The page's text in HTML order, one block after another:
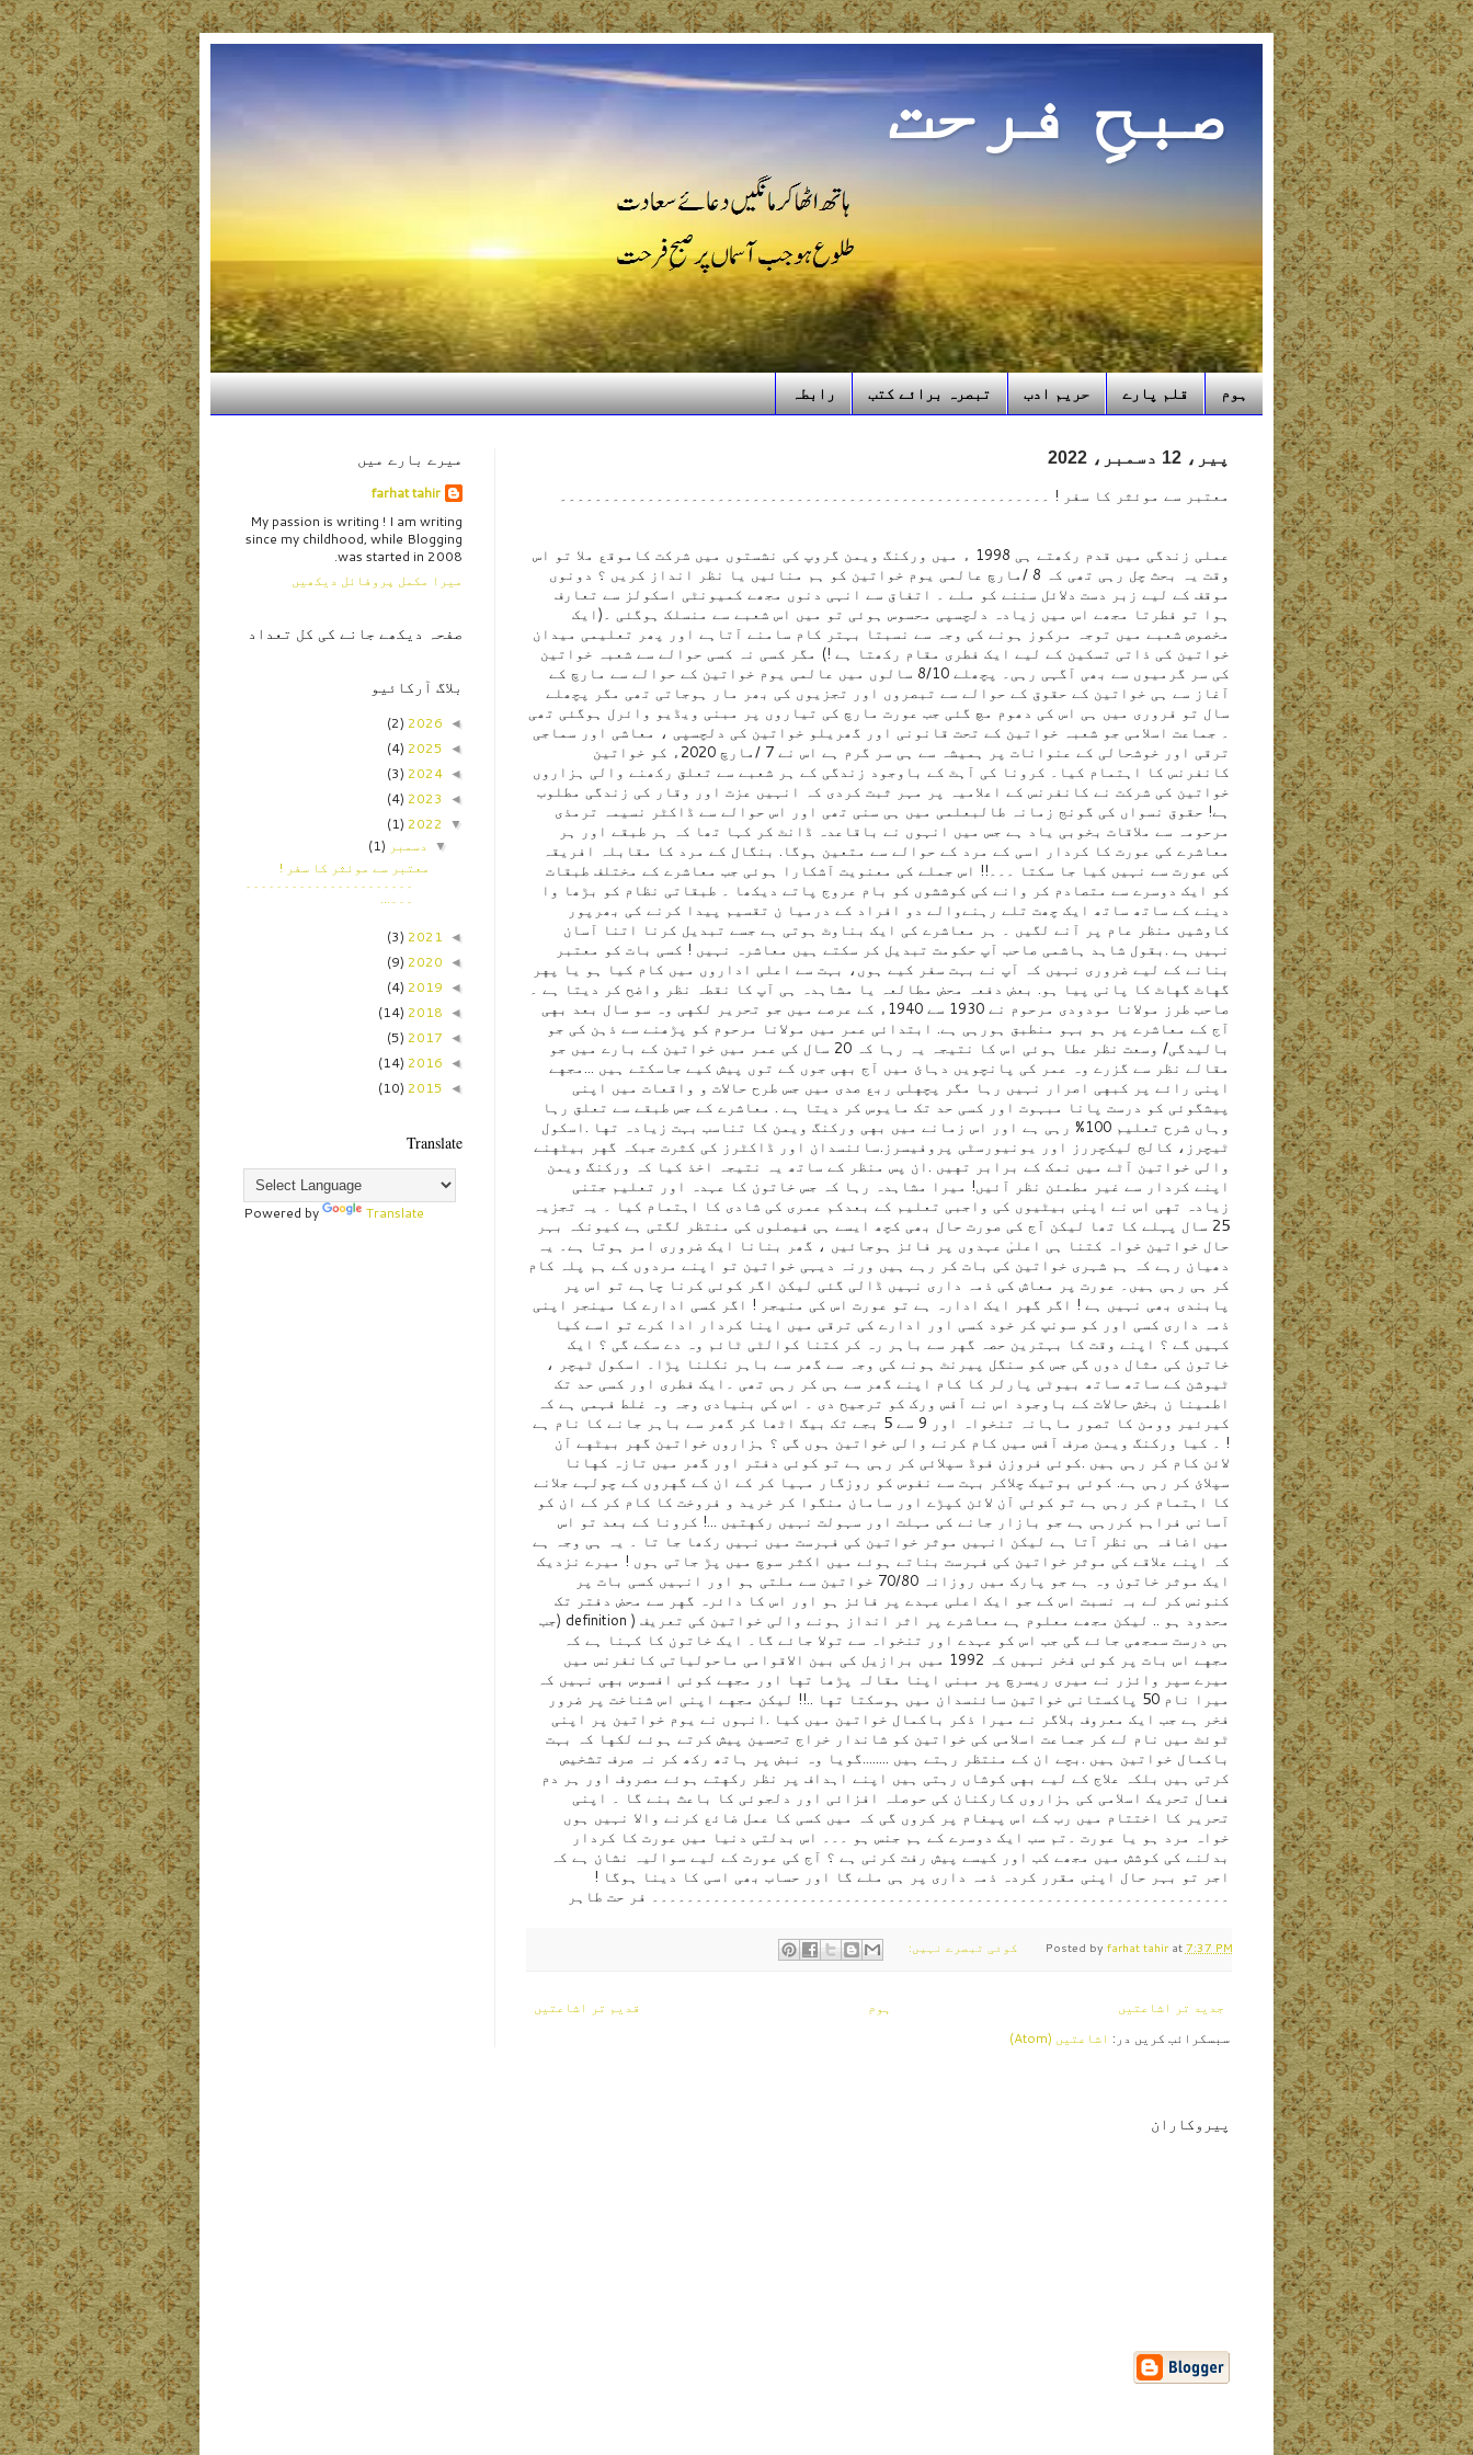
صبحِ فرحت
ہوم قلم پارے حریم ادب تبصرہ برائے کتب رابطہ
پیر، 12 دسمبر، 2022
معتبر سے موئثر کا سفر ! ۔۔۔۔۔۔۔۔۔۔۔۔۔۔۔۔۔۔۔۔۔۔۔۔۔۔۔۔۔۔۔۔۔۔۔۔۔۔۔۔۔۔۔۔۔۔۔۔۔۔۔۔۔۔۔۔
عملی زندگی میں قدم رکھتے ہی 1998 ء میں ورکنگ ویمن گروپ کی نشستوں میں شرکت کاموقع ملا تو اس
وقت یہ بحث چل
رہی تھی کہ 8 /مارچ عالمی یوم خواتین کو ہم منائیں یا نظر انداز کریں ؟ دونوں
موقف کے لیے زبر دست دلائل سننے کو ملے ۔ اتفاق سے انہی دنوں مجھے کمیونٹی اسکولز سے تعارف
ہوا تو فطرتا مجھے اس میں زیادہ دلچسپی محسوس ہوئی تو میں اس شعبے سے منسلک ہوگئی ۔(ایک
مخصوص شعبے میں توجہ مرکوز ہونے کی وجہ سے نسبتا بہتر کام سامنے آتاہے اور پھر تعلیمی میدان
خواتین کی ذاتی تسکین کے لیے ایک فطری مقام رکھتا ہے !) مگر کسی نہ کسی حوالے سے شعبہ خواتین
کی سر گرمیوں سے بھی آگہی رہی۔ پچھلے 8/10 سالوں میں عالمی یوم خواتین کے حوالے سے مارچ کے
آغاز سے ہی خواتین کے حقوق کے حوالے سے تبصروں اور تجزیوں کی بھر مار ہوجاتی تھی مگر پچھلے
سال تو فروری میں ہی اس کی دھوم مچ گئی جب عورت مارچ کی تیاروں پر مبنی ویڈیو وائرل ہوگئی تھی
۔ جماعت اسلامی جو شعبہ خواتین کے تحت قانونی اور گھریلو خواتین کی دلچسپی ، معاشی اور سماجی
ترقی اور خوشحالی کے عنوانات پر ہمیشہ سے ہی سر گرم ہے اس نے 7 /مارچ 2020ء کو خواتین
کانفرنس کا اہتمام کیا۔ کرونا کی آہٹ کے باوجود زندگی کے ہر شعبے سے تعلق رکھنے والی ہزاروں
خواتین کی شرکت نے کانفرنس کے اعلامیہ پر مہر ثبت کردی کہ انہیں عزت اور وقار کی زندگی مطلوب
ہے! حقوق نسواں کی گونج زمانہ طالبعلمی میں ہی سنی تھی اور اس حوالے سے ڈاکٹر نسیمہ ترمذی
مرحومہ سے ملاقات بخوبی یاد ہے جس میں انہوں نے باقاعدہ ڈانٹ کر کہا تھا کہ ہر طبقے اور ہر
معاشرے کی عورت کا کردار اسی کے مرد کے حوالے سے متعین ہوگا. بنگال کے مرد کا مقابلہ افریقہ
کی عورت سے نہیں کیا جا سکتا ۔۔۔!! اس جملے کی معنویت آشکارا ہوئی جب معاشرے کے مختلف طبقات
کو ایک دوسرے سے متصادم کر وانے کی کوششوں کو بام عروج پاتے دیکھا ۔ طبقاتی نظام کو بڑھا وا
دینے کے ساتھ ساتھ ایک چھت تلے رہنےوالے دو افراد کے درمیا ن تقسیم پیدا کرنے کی بھرپور
کاوشیں منظر عام پر آنے لگیں ۔ ہر معاشرے کی ایک بناوٹ ہوتی ہے جسے تبدیل کرنا اتنا آسان
نہیں ہے .بقول شاہد ہاشمی صاحب آپ حکومت تبدیل کر سکتے ہیں معاشرہ نہیں ! کسی بات کو معتبر
بنانے کے لیے ضروری نہیں کہ آپ نے بہت سفر کیے ہوں، بہت سے اعلی اداروں میں کام کیا ہو یا پهر
گهاٹ گهاٹ کا پانی پیا ہو. بعض دفعہ محض مطالعہ یا مشاہدہ ہی آپ کا نقطہ نظر واضح کر دیتا ہے ۔
صاحب طرز مولانا مودودی مرحوم نے 1930 سے 1940ء کے عرصے میں جو تحریر لکهی وہ سو سال بعد بهی
آج کے معاشرے پر ہو بہو منطبق ہورہی ہے. ابتدائی عمر میں مولانا مرحوم کو پڑهنے سے ذہن کی جو
بالیدگی/ وسعت نظر عطا ہوئی اس کا نتیجہ یہ رہا کہ 20 سال کی عمر میں خواتین کے بارے میں جو
مقالے نظر سے گزرے وہ عمر کی پانچویں دہائ میں آج بهی جوں کے توں پیش کیے جاسکتے ہیں ...مجهے
اپنی رائے پر کبهی اصرار نہیں رہا مگر پچهلی ربع صدی میں جس طرح حالات و واقعات میں اپنی
پیشگوئی کو درست پانا مبہوت اور کسی حد تک مایوس کر دیتا ہے . معاشرے کے جس طبقے سے تعلق رہا
وہاں شرح تعلیم 100% رہی ہے اور اس زمانے میں بهی ورکنگ ویمن کا تناسب بہت زیادہ تها .اسکول
ٹیچرز، کالج لیکچررز اور یونیورسٹی پروفیسرز.سائنسدان اور ڈاکٹرز کی کثرت جبکہ گهر بیٹهنے
والی خواتین آٹے میں نمک کے برابر تهیں .ان پس منظر کے ساتھ یہ نتیجہ اخذ کیا کہ ورکنگ ویمن
اپنے کردار سے غیر مطمئن نظر آئیں! میرا مشاہدہ رہا کہ جس خاتون کا عہدہ اور تعلیم جتنی
زیادہ تهی اس نے اپنی بیٹیوں کی واجبی تعلیم کے بعدکم عمری کی شادی کا اہتمام کیا ۔ یہ تجزیہ
25 سال پہلے کا تھا لیکن آج کی صورت حال بھی کچھ ایسے ہی فیصلوں کی منتظر لگتی ہے کیونکہ بہر
حال خواتین خواہ کتنا ہی اعلیٰ عہدوں پر فائز ہوجائیں ، گھر بنانا ایک ضروری امر ہوتا ہے۔ یہ
دھیان رہے کہ ہم شہری خواتین کی بات کر رہے ہیں ورنہ دیہی خواتین تو اپنے مردوں کے ہم پلہ کام
کر ہی رہی ہیں۔ عورت پر معاش کی ذمہ داری نہیں ڈالی گئی لیکن اگر کوئی کرنا چاہے تو اس پر
پابندی بھی نہیں ہے ! اگر گهر ایک ادارہ ہے تو عورت اس کی منیجر ! اگر کسی ادارے کا مینجر اپنی
ذمہ داری کسی اور کو سونپ کر خود کسی اور ادارے کی ترقی میں اپنا کردار ادا کرے تو اسے کیا
کہیں گے ؟ اپنے وقت کا بہترین حصہ گهر سے باہر رہ کر کتنا کوالٹی ٹائم وہ دے سکے گی ؟ ایک
خاتون کی مثال دوں گی جس کو سنگل پیرنٹ ہونے کی وجہ سے گھر سے باہر نکلنا پڑا۔ اسکول ٹیچر ،
ٹیوشن کے ساتھ ساتھ بیوٹی پارلر کا کام اپنے گھر سے ہی کر رہی تھی ۔ایک فطری اور کسی حد تک
اطمینا ن بخش حالات کے باوجود اس نے آفس ورک کو ترجیح دی ۔ اس کی بنیادی وجہ وہ غلط فہمی ہے کہ
کیرئیر وومن کا تصور ماہانہ تنخواہ اور 9 سے 5 بجے تک بیگ اٹھا کر گھر سے باہر جانے کا نام ہے
! ۔ کیا ورکنگ ویمن صرف آفس میں کام کرنے والی خواتین ہوں گی ؟ ہزاروں خواتین گهر بیٹهے آن
لائن کام کر رہی ہیں .کوئی فروزن فوڈ سپلائی کر رہی ہے تو کوئی دفتر اور گھر میں تازہ کهانا
سپلائ کر رہی ہے. کوئی بوتیک چلاکر بہت سے نفوس کو روزگار مہیا کر کے ان کے گهروں کے چولہے جلانے
کا اہتمام کر رہی ہے تو کوئی آن لائن کپڑے اور سامان منگوا کر خرید و فروخت کا کام کر کے ان کو
آسانی فراہم کررہی ہے جو بازار جانے کی مہلت اور سہولت نہیں رکهتیں ...! کرونا کے بعد تو اس
میں اضافہ ہی نظر آتا ہے لیکن انہیں موثر خواتین کی فہرست میں نہیں رکھا جا تا ۔ یہ ہی وجہ ہے
کہ اپنے علاقے کی موثر خواتین کی فہرست بناتے ہوئے میں اکثر سوچ میں پڑ جاتی ہوں ! میرے نزدیک
ایک موثر خاتون وہ ہے جو پارک میں روزانہ 70/80 خواتین سے ملتی ہو اور انہیں کسی بات پر
کنونس کر لے بہ نسبت اس کے جو ایک اعلی عہدے پر فائز ہو اور اس کا دائرہ گهر سے محض دفتر تک
محدود ہو .. لیکن مجھے معلوم ہے معاشرے پر اثر انداز ہونے والی خواتین کی تعریف ( definition (جب
ہی درست سمجھی جائے گی جب اس کو عہدے اور تنخواہ سے تولا جائے گا۔ ایک خاتون کا کہنا ہے کہ
مجهے اس بات پر کوئی فخر نہیں کہ 1992 میں برازیل کی بین الاقوامی ماحولیاتی کانفرنس میں
میرے سپر وائزر نے میری ریسرچ پر مبنی اپنا مقالہ پڑها تها اور مجهے کوئی افسوس بهی نہیں کہ
میرا نام 50 پاکستانی خواتین سائنسدان میں ہوسکتا تها ..!! لیکن مجهے اپنی اس شناخت پر ضرور
فخر ہے جب ایک معروف بلاگر نے میرا ذکر باکمال خواتین میں کیا .انہوں نے یوم خواتین پر اپنی
ٹوئٹ میں نام لے کر جماعت اسلامی کی خواتین کو شاندار خراج تحسین پیش کرتے ہوئے لکها کہ بہت
باکمال خواتین ہیں .بچے ان کے منتظر رہتے ہیں ........گویا وہ نبض پر ہاتھ رکھ کر نہ صرف تشخیص
کرتی ہیں بلکہ علاج کے لیے بهی کوشاں رہتی ہیں اپنے اہداف پر نظر رکهتے ہوئے مصروف اور ہر دم
فعال تحریک اسلامی کی ہزاروں کارکنان کی حوصلہ افزائی اور دلجوئی کا باعث بنے گا ۔ اپنی
تحریر کا اختتام میں رب کے اس پیغام پر کروں گی کہ میں کسی کا عمل ضائع کرنے والا نہیں ہوں
خواہ مرد ہو یا عورت ۔تم سب ایک دوسرے کے ہم جنس ہو ۔۔۔ اس بدلتی دنیا میں عورت کا کردار
بدلنے کی کوشش میں مجھے کب اور کیسے پیش رفت کرنی ہے ؟ آج کی عورت کے لیے سوالیہ نشان ہے کہ
اجر تو بہر حال اپنی مقرر کردہ ذمہ داری پر ہی ملے گا اور حساب بھی اسی کا دینا ہوگا !
۔۔۔۔۔۔۔۔۔۔۔۔۔۔۔۔۔۔۔۔۔۔۔۔۔۔۔۔۔۔۔۔۔۔۔۔۔۔۔۔۔۔۔۔۔۔۔۔۔۔۔۔۔۔۔۔۔۔۔۔۔۔۔۔۔۔ فر حت طاہر
Posted by farhat tahir at 7:37 PM کوئی تبصرے نہیں:
جدید تر اشاعتیں قدیم تر اشاعتیں
ہوم
سبسکرائب کریں در: اشاعتیں (Atom)
میرے بارے میں
farhat tahir
My passion is writing ! I am writing
since my childhood, while Blogging
was started in 2008.
میرا مکمل پروفائل دیکھیں
صفحہ دیکھے جانے کی کل تعداد
بلاگ آرکائیو
◄
2026
(2)
◄
2025
(4)
◄
2024
(3)
◄
2023
(4)
▼
2022
(1)
▼ دسمبر (1)
معتبر سے موئثر کا سفر !
۔۔۔۔۔۔۔۔۔۔۔۔۔۔۔۔۔۔۔۔۔۔
۔۔۔...
◄
2021
(3)
◄
2020
(9)
◄
2019
(4)
◄
2018
(14)
◄
2017
(5)
◄
2016
(14)
◄
2015
(10)
Translate
Powered by Translate
پیروکاران